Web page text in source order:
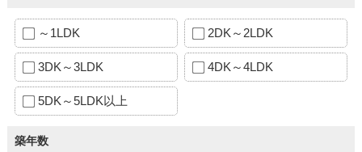
～1LDK 2DK～2LDK
3DK～3LDK 4DK～4LDK
5DK～5LDK以上
築年数